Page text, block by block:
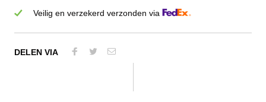
Veilig en verzekerd verzonden via
DELEN VIA